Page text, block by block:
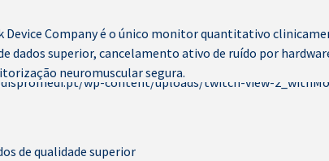
Company é o único monitor quantitativo
dados superior, cancelamento ativo de ruído por
neuromuscular segura.
de qualidade superior